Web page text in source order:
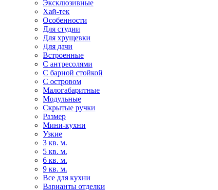
Эксклюзивные
Хай-тек
Особенности
Для студии
Для хрущевки
Для дачи
Встроенные
С антресолями
С барной стойкой
С островом
Малогабаритные
Модульные
Скрытые ручки
Размер
Мини-кухни
Узкие
3 кв. м.
5 кв. м.
6 кв. м.
9 кв. м.
Все для кухни
Варианты отделки